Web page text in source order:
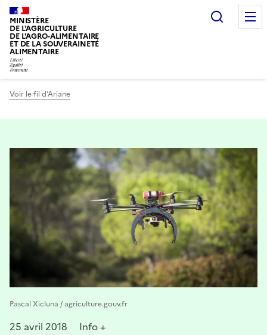
MINISTÈRE
DE L'AGRICULTURE
DE L'AGRO-ALIMENTAIRE
ET DE LA SOUVERAINETÉ
ALIMENTAIRE
Voir le fil d’Ariane
Pascal Xicluna / agriculture.gouv.fr
25 avril 2018 Info +